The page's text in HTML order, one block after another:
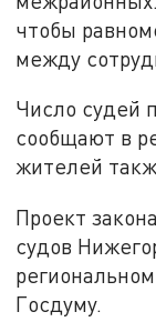
чтобы
между
Число судей
сообщают в
жителей
Проект
судов
Госдуму.